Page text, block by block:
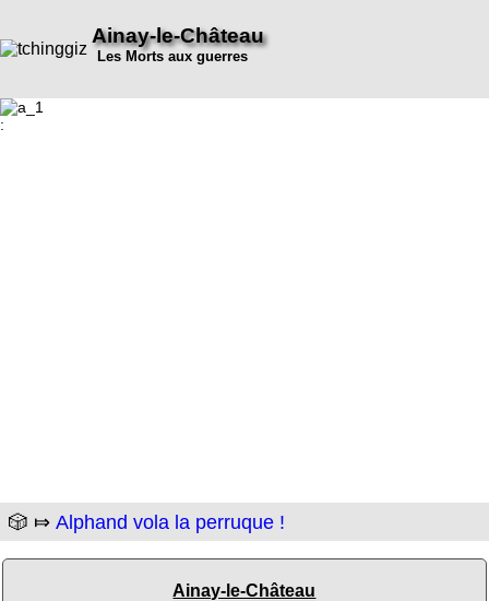
Ainay-le-Château
Les Morts aux guerres
:
🎲 ⤇ Alphand vola la perruque !
Ainay-le-Château